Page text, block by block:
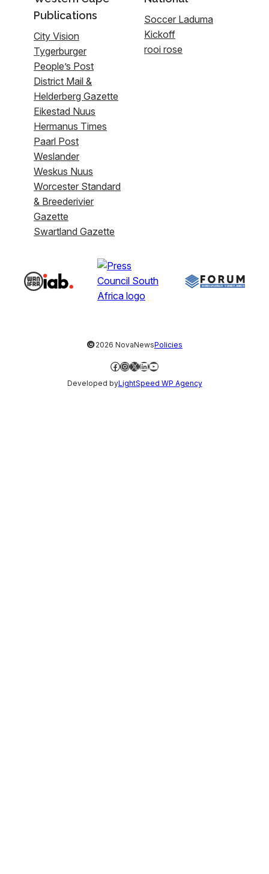
Publications
City Vision
Tygerburger
People’s Post
District Mail &
Helderberg Gazette
Eikestad Nuus
Hermanus Times
Paarl Post
Weslander
Weskus Nuus
Worcester Standard
& Breederivier
Gazette
Swartland Gazette
Soccer Laduma
Kickoff
rooi rose
©2026 NovaNewsPolicies
Facebook
Instagram
X LinkedIn
YouTube
Developed byLightSpeed WP Agency